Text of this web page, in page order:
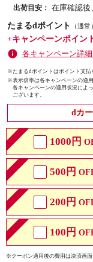
出荷目安： 在庫確認後
たまるdポイント
（通常）
+キャンペーンポイン
各キャンペーン詳
※たまるdポイントはポイント支払
※表示倍率は各キャンペーンの適
各キャンペーンの適用状況によ
ございます。
dカ
1000円
500円
200円
100円
※クーポン適用後の費用は決済画